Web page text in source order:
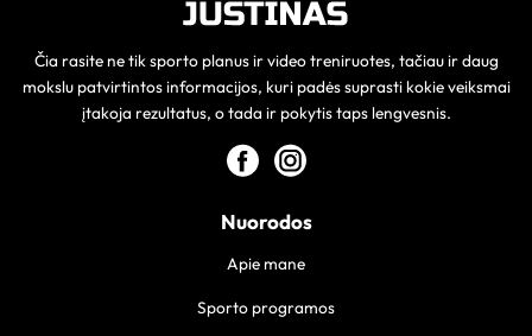
Čia rasite ne tik sporto planus ir video treniruotes, tačiau ir daug
mokslu patvirtintos informacijos, kuri padės suprasti kokie veiksmai
įtakoja rezultatus, o tada ir pokytis taps lengvesnis.
Nuorodos
Apie mane
Sporto programos